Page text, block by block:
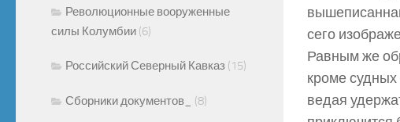
сего
Равным же
кроме
ведая
Революционные вооруженные
силы Колумбии (6)
Российский Северный Кавказ (15)
Сборники документов_ (8)